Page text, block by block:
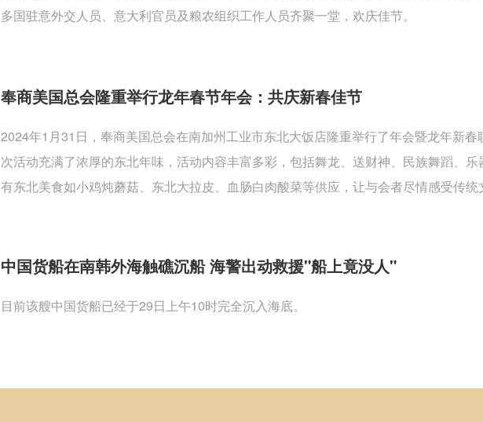
多国驻意外交人员、意大利官员及粮农组织工作人员齐聚一堂，欢庆佳节。
奉商美国总会隆重举行龙年春节年会：共庆新春佳节
2024年1月31日，奉商美国总会在南加州工业市东北大饭店隆重举行了年会暨龙年新
次活动充满了浓厚的东北年味，活动内容丰富多彩，包括舞龙、送财神、民族舞蹈、
有东北美食如小鸡炖蘑菇、东北大拉皮、血肠白肉酸菜等供应，让与会者尽情感受传统
中国货船在南韩外海触礁沉船 海警出动救援"船上竟没人"
目前该艘中国货船已经于29日上午10时完全沉入海底。